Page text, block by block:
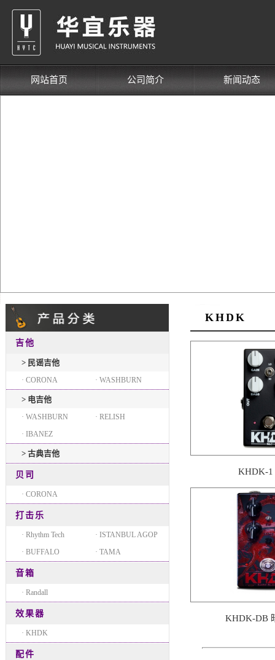
网站首页 公司简介 新闻动态
吉他
> 民谣吉他
· CORONA · WASHBURN
> 电吉他
· WASHBURN
· RELISH
· IBANEZ
> 古典吉他
贝司
· CORONA
打击乐
· Rhythm Tech
· ISTANBUL AGOP
· BUFFALO
· TAMA
音箱
· Randall
效果器
· KHDK
配件
KHDK
KHDK-1
KHDK-DB